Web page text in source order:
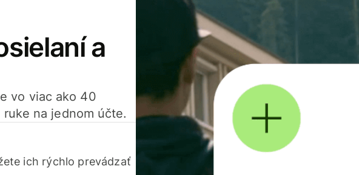
a
vo viac ako 40
na jednom účte.
ich rýchlo prevádzať